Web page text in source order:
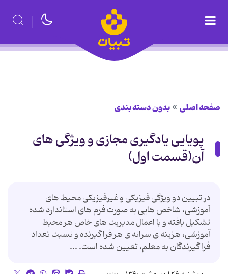
صفحه اصلی بدون دسته بندی
پویایی یادگیری مجازی و ویژگی های
آن(قسمت اول)
در تبیین دو ویژگی فیزیکی و غیرفیزیکی محیط های
آموزشی، شاخص هایی به صورت فرم های استاندارد شده
تشکیل یافته و با اعمال مدیریت های خاص هر محیط
آموزشی، هزینه ی سرانه ی هر فراگیرنده و نسبت تعداد
فراگیرندگان به معلم، تعیین شده است. ...